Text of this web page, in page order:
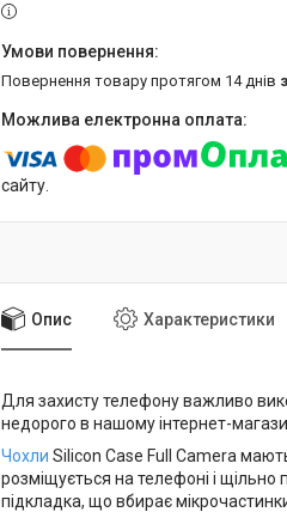
повернення товару протягом 14 днів
сайту.
Опис Характеристики
Для захисту телефону важливо
недорого в нашому інтернет-
Чохли Silicon Case Full Camera
розміщується на телефоні і
підкладка, що вбирає